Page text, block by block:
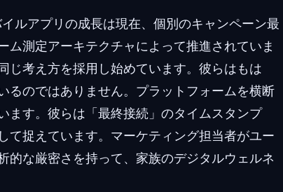
ルアプリの成長は現在、個別のキャンペーン最
測定アーキテクチャによって推進されていま
じ考え方を採用し始めています。彼らはもは
るのではありません。プラットフォームを横断
ます。彼らは「最終接続」のタイムスタンプ
て捉えています。マーケティング担当者がユー
的な厳密さを持って、家族のデジタルウェルネ